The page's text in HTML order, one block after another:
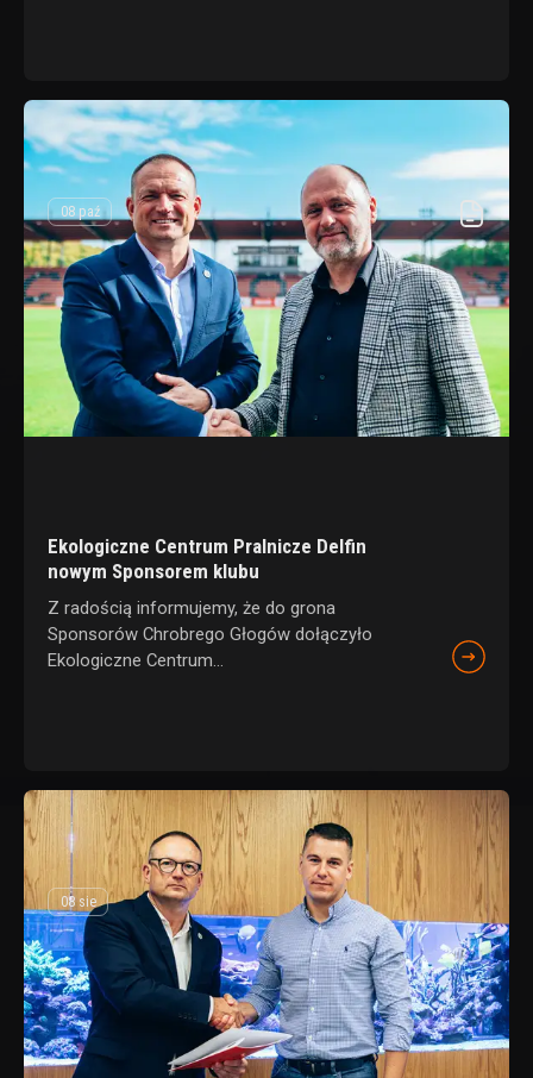
08 paź
Ekologiczne Centrum Pralnicze Delfin
nowym Sponsorem klubu
Z radością informujemy, że do grona
Sponsorów Chrobrego Głogów dołączyło
Ekologiczne Centrum...
08 sie